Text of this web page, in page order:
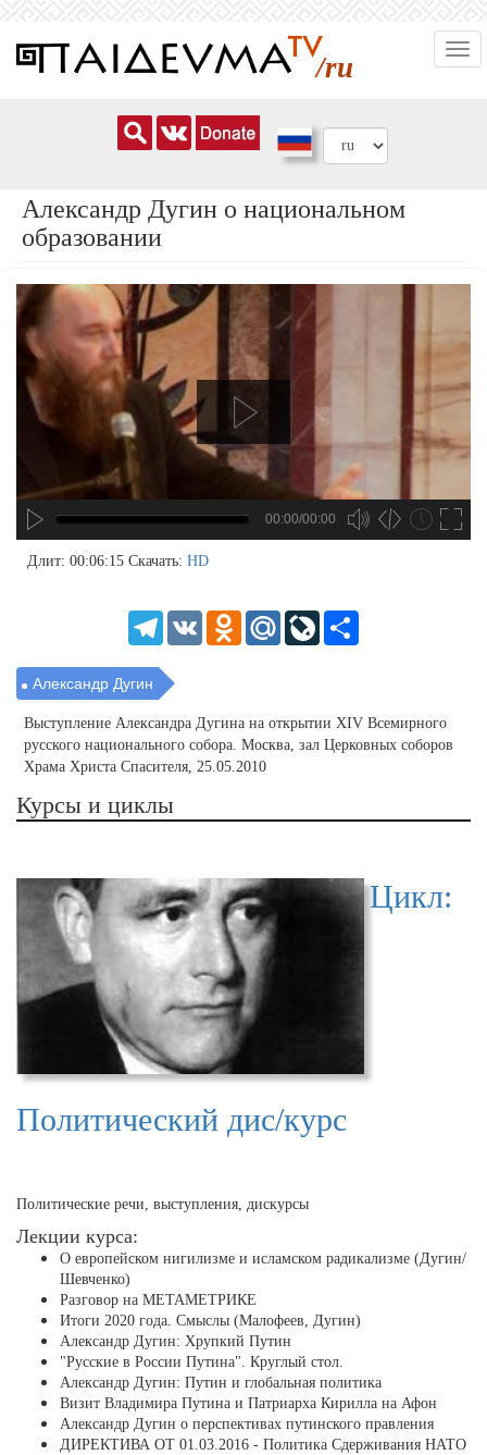
основному
/ru
Александр Дугин о национальном
образовании
00:00/00:00
Длит: 00:06:15 Скачать: HD
TelegramVK Odnoklassniki
Mail.Ru LiveJournal
Александр Дугин
Выступление Александра Дугина на открытии XIV Всемирного
русского национального собора. Москва, зал Церковных соборов
Храма Христа Спасителя, 25.05.2010
Курсы и циклы
Цикл:
Политический дис/курс
Политические речи, выступления, дискурсы
Лекции курса:
О европейском нигилизме и исламском радикализме (Дугин/
Шевченко)
Разговор на МЕТАМЕТРИКЕ
Итоги 2020 года. Смыслы (Малофеев, Дугин)
Александр Дугин: Хрупкий Путин
"Русские в России Путина". Круглый стол.
Александр Дугин: Путин и глобальная политика
Визит Владимира Путина и Патриарха Кирилла на Афон
Александр Дугин о перспективах путинского правления
ДИРЕКТИВА ОТ 01.03.2016 - Политика Сдерживания НАТО